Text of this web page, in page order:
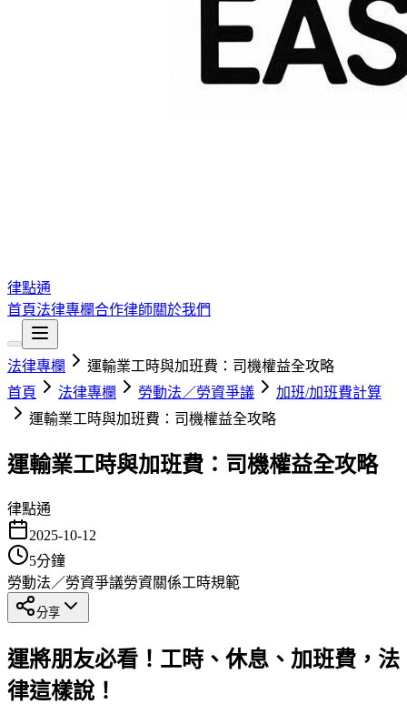
律點通
首頁法律專欄合作律師關於我們
法律專欄
運輸業工時與加班費：司機權益全攻略
首頁
法律專欄 勞動法／勞資爭議
加班/加班費計算
運輸業工時與加班費：司機權益全攻略
運輸業工時與加班費：司機權益全攻略
律點通
2025-10-12
5分鐘
勞動法／勞資爭議勞資關係工時規範
分享
運將朋友必看！工時、休息、加班費，法
律這樣說！